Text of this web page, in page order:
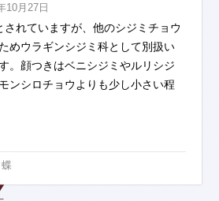
10月27日
れていますが、他のシジミチョウ
めウラギンシジミ科として別扱い
。顔つきはベニシジミやルリシジ
ンシロチョウよりも少し小さい程
,蝶